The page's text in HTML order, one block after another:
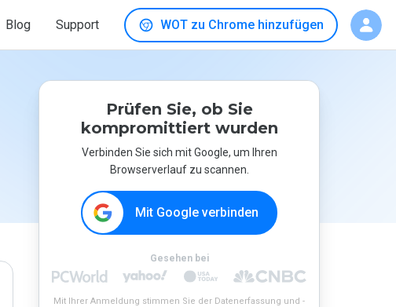
Blog Support WOT zu Chrome hinzufügen
Prüfen Sie, ob Sie
kompromittiert wurden
Verbinden Sie sich mit Google, um Ihren
Browserverlauf zu scannen.
Mit Google verbinden
Gesehen bei
Mit Ihrer Anmeldung stimmen Sie der Datenerfassung und -